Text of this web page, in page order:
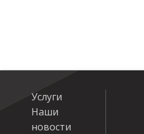
Услуги
Наши
новости